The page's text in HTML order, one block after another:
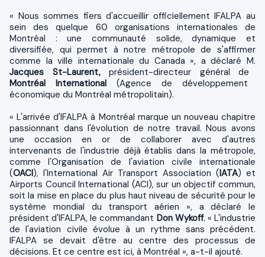
« Nous sommes fiers d'accueillir officiellement IFALPA au
sein des quelque 60 organisations internationales de
Montréal : une communauté solide, dynamique et
diversifiée, qui permet à notre métropole de s'affirmer
comme la ville internationale du Canada », a déclaré M.
Jacques St-Laurent,président-directeur général de
Montréal International (Agence de développement
économique du Montréal métropolitain).
« L'arrivée d'IFALPA à Montréal marque un nouveau chapitre
passionnant dans l'évolution de notre travail. Nous avons
une occasion en or de collaborer avec d'autres
intervenants de l'industrie déjà établis dans la métropole,
comme l'Organisation de l'aviation civile internationale
(OACI), l'International Air Transport Association (IATA) et
Airports Council International (ACI), sur un objectif commun,
soit la mise en place du plus haut niveau de sécurité pour le
système mondial du transport aérien », a déclaré le
président d'IFALPA, le commandant Don Wykoff. « L'industrie
de l'aviation civile évolue à un rythme sans précédent.
IFALPA se devait d'être au centre des processus de
décisions. Et ce centre est ici, à Montréal », a-t-il ajouté.